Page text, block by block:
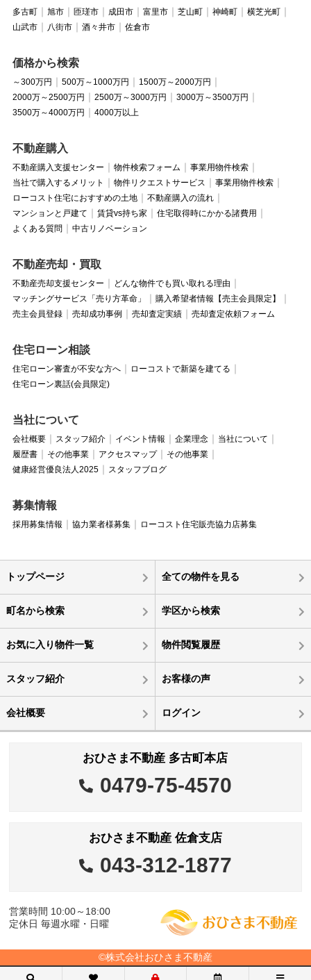
多古町 旭市 匝瑳市 成田市 富里市 芝山町 神崎町
横芝光町
山武市
八街市 酒々井市 佐倉市
価格から検索
～300万円 500万～1000万円
1500万～2000万円
2000万～2500万円
2500万～3000万円
3000万～3500万円
3500万～4000万円
4000万以上
不動産購入
不動産購入支援センター 物件検索フォーム
事業用物件検索
当社で購入するメリット
物件リクエストサービス
事業用物件検索
ローコスト住宅におすすめの土地
不動産購入の流れ
マンションと戸建て
賃貸vs持ち家
住宅取得時にかかる諸費用
よくある質問
中古リノベーション
不動産売却・買取
不動産売却支援センター
どんな物件でも買い取れる理由
マッチングサービス「売り方革命」
購入希望者情報【売主会員限定】
売主会員登録
売却成功事例 売却査定実績 売却査定依頼フォーム
住宅ローン相談
住宅ローン審査が不安な方へ
ローコストで新築を建てる
住宅ローン裏話(会員限定)
当社について
会社概要 スタッフ紹介 イベント情報 企業理念
当社について
履歴書
その他事業 アクセスマップ
その他事業
健康経営優良法人2025
スタッフブログ
募集情報
採用募集情報 協力業者様募集 ローコスト住宅販売協力店募集
トップページ 全ての物件を見る
町名から検索 学区から検索
お気に入り物件一覧 物件閲覧履歴
スタッフ紹介 お客様の声
会社概要 ログイン
おひさま不動産 多古町本店
0479-75-4570
おひさま不動産 佐倉支店
043-312-1877
営業時間 10:00～18:00
定休日 毎週水曜・日曜
©株式会社おひさま不動産